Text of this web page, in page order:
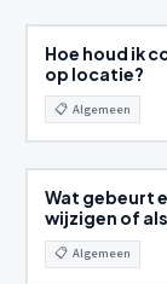
Hoe houd ik
op locatie?
📋 Algemeen
Wat gebeurt
wijzigen of
📋 Algemeen